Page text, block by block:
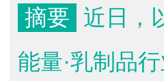
摘要
近日，
能量·乳制品